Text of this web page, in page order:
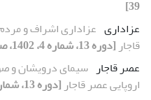
39]
عزاداری عزاداری اشراف و
قاجار [دوره 13، شماره 4، 1402، صفحه 111-126]
عصر قاجار سیمای درویشان و
اروپایی عصر قاجار [دوره 13، شماره 1، 1402، صفحه 57-74]